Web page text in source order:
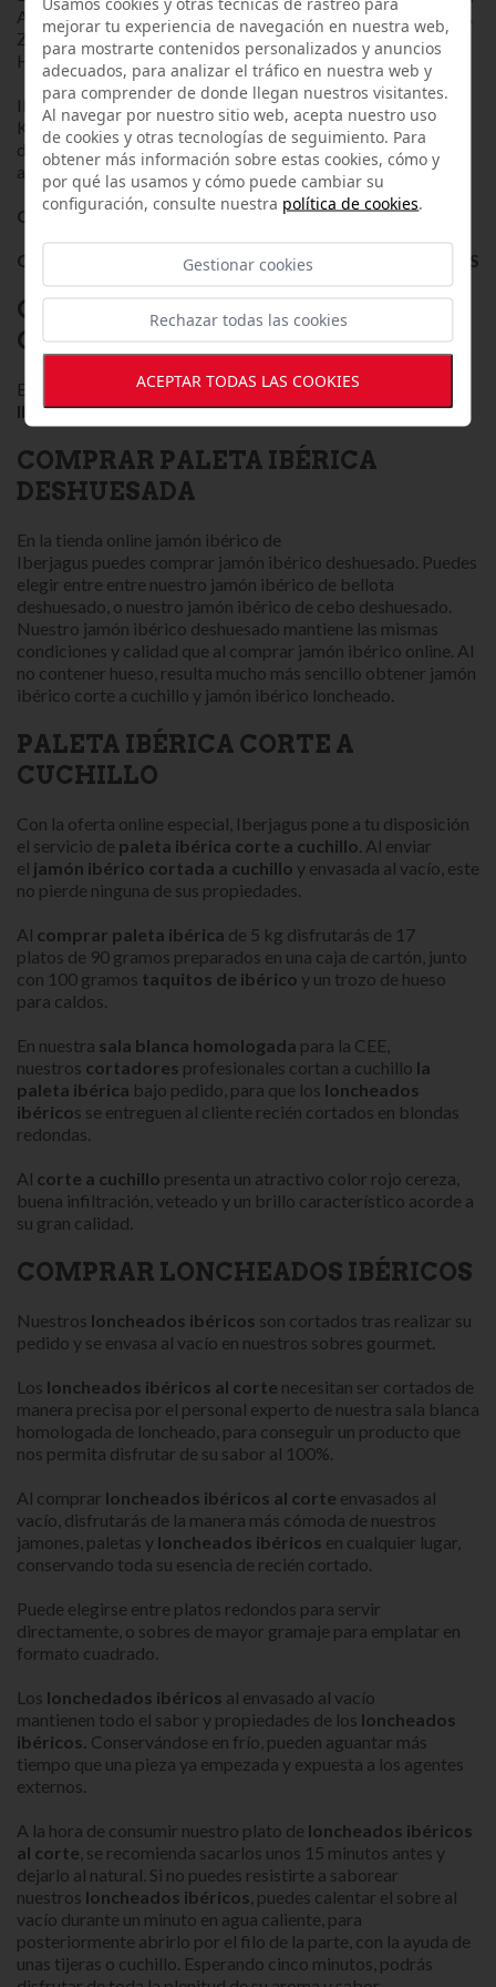
AL FINAL DE CADA SESIÓN DE LONCHEADO CUBRIR LA
ZONA DE CORTE CON FILM PARA EVITAR QUE PIERDA
HIDRATACIÓN.
INFORMACIÓN NUTRICIONAL: Energía: 1269 Kj / 303
KCAL, Grasas: 17g, (de las cuales saturadas: 5,2g; Hidratos
de Carbono: <1g, (de las cuales azúcares): 0,6 g, Fibra
alimentaria: <1 g, Proteínas: 36,5 g, Sal: 3,9 g
Certificada por Certicalidad nº: 141500002
Comprar Paleta de Cebo ibérico 50% raza ibérica JAGUS
COMPRAR PALETA IBÉRICA
ONLINE
En la
tienda online jamón ibérico de
Iberjaguspuedescomprar paleta ibérica online.
COMPRAR PALETA IBÉRICA
DESHUESADA
En la tienda online jamón ibérico de
Iberjagus puedes comprar jamón ibérico deshuesado. Puedes
elegir entre entre nuestro jamón ibérico de bellota
deshuesado, o nuestro jamón ibérico de cebo deshuesado.
Nuestro jamón ibérico deshuesado mantiene las mismas
condiciones y calidad que al comprar jamón ibérico online. Al
no contener hueso, resulta mucho más sencillo obtener jamón
ibérico corte a cuchillo y jamón ibérico loncheado.
PALETA IBÉRICA CORTE A
CUCHILLO
Con la oferta online especial, Iberjagus pone a tu disposición
el servicio de paleta ibérica corte a cuchillo . Al enviar
el jamón ibérico cortada a cuchillo y envasada al vacío, este
no pierde ninguna de sus propiedades.
Al comprar paleta ibérica de 5 kg disfrutarás de 17
platos de 90 gramos preparados en una caja de cartón, junto
con 100 gramos taquitos de ibérico y un trozo de hueso
para caldos.
En nuestra sala blanca homologada para la CEE,
nuestros cortadores profesionales cortan a cuchillo la
paleta ibérica bajo pedido, para que los loncheados
ibéricos se entreguen al cliente recién cortados en blondas
redondas.
Al corte a cuchillo presenta un atractivo color rojo cereza,
buena infiltración, veteado y un brillo característico acorde a
su gran calidad.
COMPRAR LONCHEADOS IBÉRICOS
Nuestros loncheados ibéricos son cortados tras realizar su
pedido y se envasa al vacío en nuestros sobres gourmet.
Los loncheados ibéricos al corte necesitan ser cortados de
manera precisa por el personal experto de nuestra sala blanca
homologada de loncheado, para conseguir un producto que
nos permita disfrutar de su sabor al 100%.
Al comprar loncheados ibéricos al corte envasados al
vacío, disfrutarás de la manera más cómoda de nuestros
jamones, paletas y loncheados ibéricos en cualquier lugar,
conservando toda su esencia de recién cortado.
Puede elegirse entre platos redondos para servir
directamente, o sobres de mayor gramaje para emplatar en
formato cuadrado.
Los lonchedados ibéricos al envasado al vacío
mantienen todo el sabor y propiedades de los loncheados
ibéricos. Conservándose en frío, pueden aguantar más
tiempo que una pieza ya empezada y expuesta a los agentes
externos.
A la hora de consumir nuestro plato de loncheados ibéricos
al corte , se recomienda sacarlos unos 15 minutos antes y
dejarlo al natural. Si no puedes resistirte a saborear
nuestros loncheados ibéricos , puedes calentar el sobre al
vacío durante un minuto en agua caliente, para
posteriormente abrirlo por el filo de la parte, con la ayuda de
unas tijeras o cuchillo. Esperando cinco minutos, podrás
mejorar tu experiencia de navegación en nuestra web,
para mostrarte contenidos personalizados y anuncios
adecuados, para analizar el tráfico en nuestra web y
para comprender de donde llegan nuestros visitantes.
Al navegar por nuestro sitio web, acepta nuestro uso
de cookies y otras tecnologías de seguimiento. Para
obtener más información sobre estas cookies, cómo y
por qué las usamos y cómo puede cambiar su
configuración, consulte nuestra política de cookies.
Gestionar cookies
Rechazar todas las cookies
ACEPTAR TODAS LAS COOKIES